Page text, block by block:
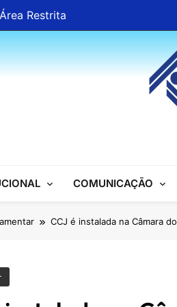
Área Restrita
Nacional
COMUNICAÇÃO
CCJ é instalada na Câmara